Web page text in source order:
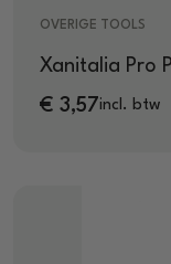
OVERIGE TOOLS
Xanitalia Pro
€ 3,57incl. btw